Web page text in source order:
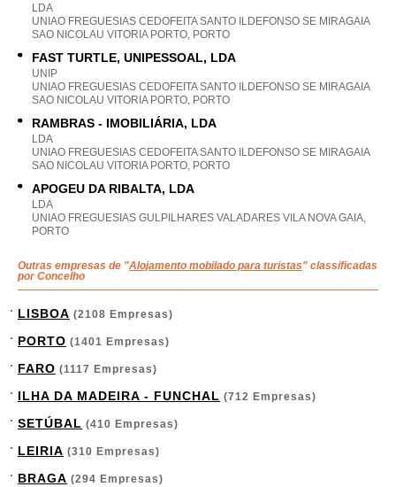
LDA
UNIAO FREGUESIAS CEDOFEITA SANTO ILDEFONSO SE MIRAGAIA
SAO NICOLAU VITORIA PORTO, PORTO
FAST TURTLE, UNIPESSOAL, LDA
UNIP
UNIAO FREGUESIAS CEDOFEITA SANTO ILDEFONSO SE MIRAGAIA
SAO NICOLAU VITORIA PORTO, PORTO
RAMBRAS - IMOBILIÁRIA, LDA
LDA
UNIAO FREGUESIAS CEDOFEITA SANTO ILDEFONSO SE MIRAGAIA
SAO NICOLAU VITORIA PORTO, PORTO
APOGEU DA RIBALTA, LDA
LDA
UNIAO FREGUESIAS GULPILHARES VALADARES VILA NOVA GAIA,
PORTO
Outras empresas de "Alojamento mobilado para turistas" classificadas
por Concelho
LISBOA (2108 Empresas)
PORTO (1401 Empresas)
FARO (1117 Empresas)
ILHA DA MADEIRA - FUNCHAL (712 Empresas)
SETÚBAL (410 Empresas)
LEIRIA (310 Empresas)
BRAGA (294 Empresas)